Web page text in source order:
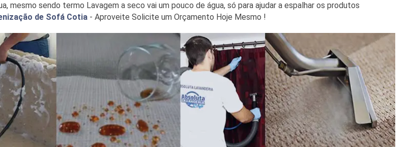
mesmo sendo termo Lavagem a seco vai um pouco de água, só para ajudar a espalhar os produtos
de Sofá Cotia - Aproveite Solicite um Orçamento Hoje Mesmo !